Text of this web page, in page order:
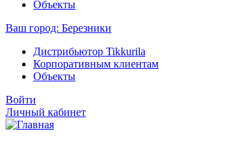
Объекты
Ваш город: Березники
Дистрибьютор Tikkurila
Корпоративным клиентам
Объекты
Войти
Личный кабинет